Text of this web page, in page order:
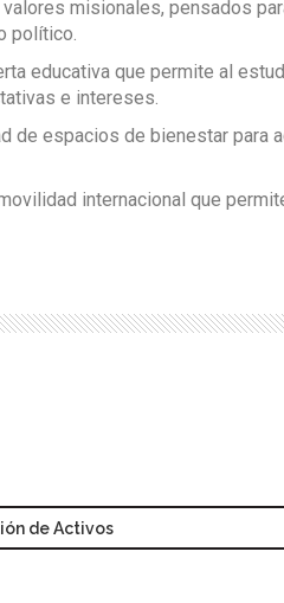
misionales, pensados
político.
educativa que permite al
e intereses.
de espacios de bienestar para
internacional que
de Activos